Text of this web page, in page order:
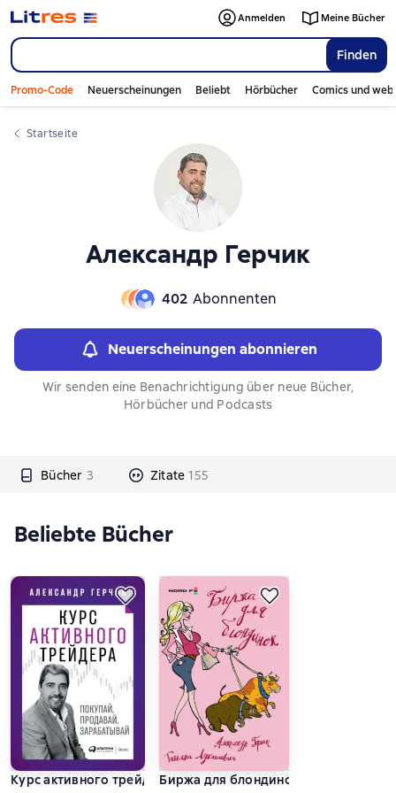
Finden
Anmelden Meine Bücher
Promo-Code Neuerscheinungen Beliebt Hörbücher Comics und
Startseite
Александр Герчик
402 Abonnenten
Neuerscheinungen abonnieren
Wir senden eine Benachrichtigung über neue Bücher,
Hörbücher und Podcasts
Bücher 3 Zitate 155
Слайдер с книгами
Beliebte Bücher
Курс активного трейдераБиржа для блондинок
Слайдер с книгами